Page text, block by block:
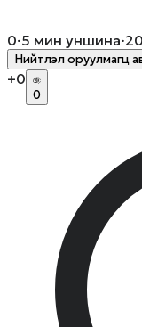
0·5 мин уншина·
Нийтлэл оруулмагц
+0
0